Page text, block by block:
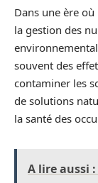
Dans une ère
la gestion des
souvent des
contaminer les
de solutions
la santé des
A lire aussi :